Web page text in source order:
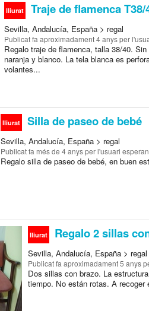
lliurat Traje de flamenca T38/
Sevilla, Andalucía, España > regal
Publicatfa aproximadament 4 anysper
Regalo traje de flamenca, talla 38/40.
naranja y blanco. La tela blanca es
volantes...
lliurat Silla de paseo de bebé
Sevilla, Andalucía, España > regal
Publicatfa més de 4 anysper l'usuari
Regalo silla de paseo de bebé, en buen
lliurat Regalo 2 sillas
Sevilla, Andalucía, España > regal
Publicatfa aproximadament 5 anys
Dos sillas con brazo. La
tiempo. No están rotas. A